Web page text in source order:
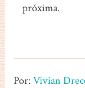
próxima.
Por: Vivian